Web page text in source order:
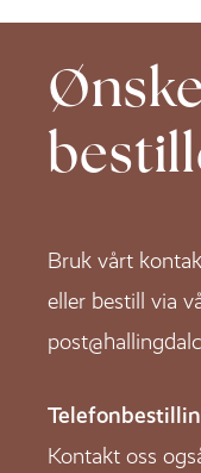
Bruk vårt
eller bestill via
Kontakt oss